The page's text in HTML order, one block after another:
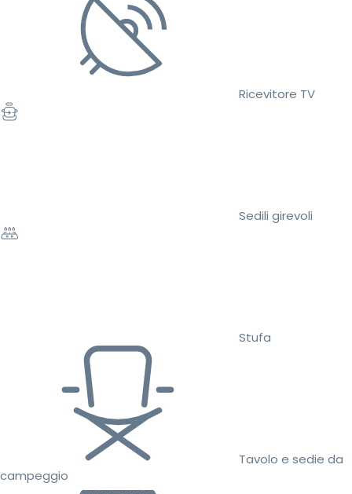
Ricevitore TV
Sedili girevoli
Stufa
Tavolo e sedie da
campeggio